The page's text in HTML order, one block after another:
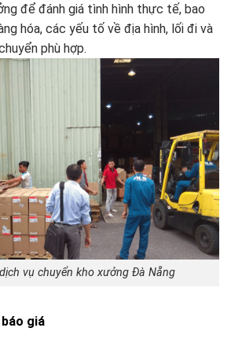
để đánh giá tình hình thực tế, bao
hóa, các yếu tố về địa hình, lối đi và
phù hợp.
vụ chuyển kho xưởng Đà Nẵng
giá